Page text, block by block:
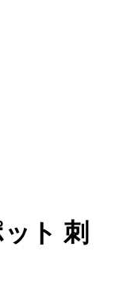
ト 刺